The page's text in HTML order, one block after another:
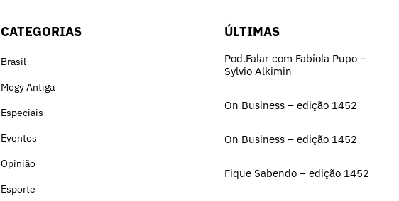
CATEGORIAS
Brasil
Mogy Antiga
Especiais
Eventos
Opinião
Esporte
ÚLTIMAS
Pod.Falar com Fabíola Pupo –
Sylvio Alkimin
On Business – edição 1452
On Business – edição 1452
Fique Sabendo – edição 1452